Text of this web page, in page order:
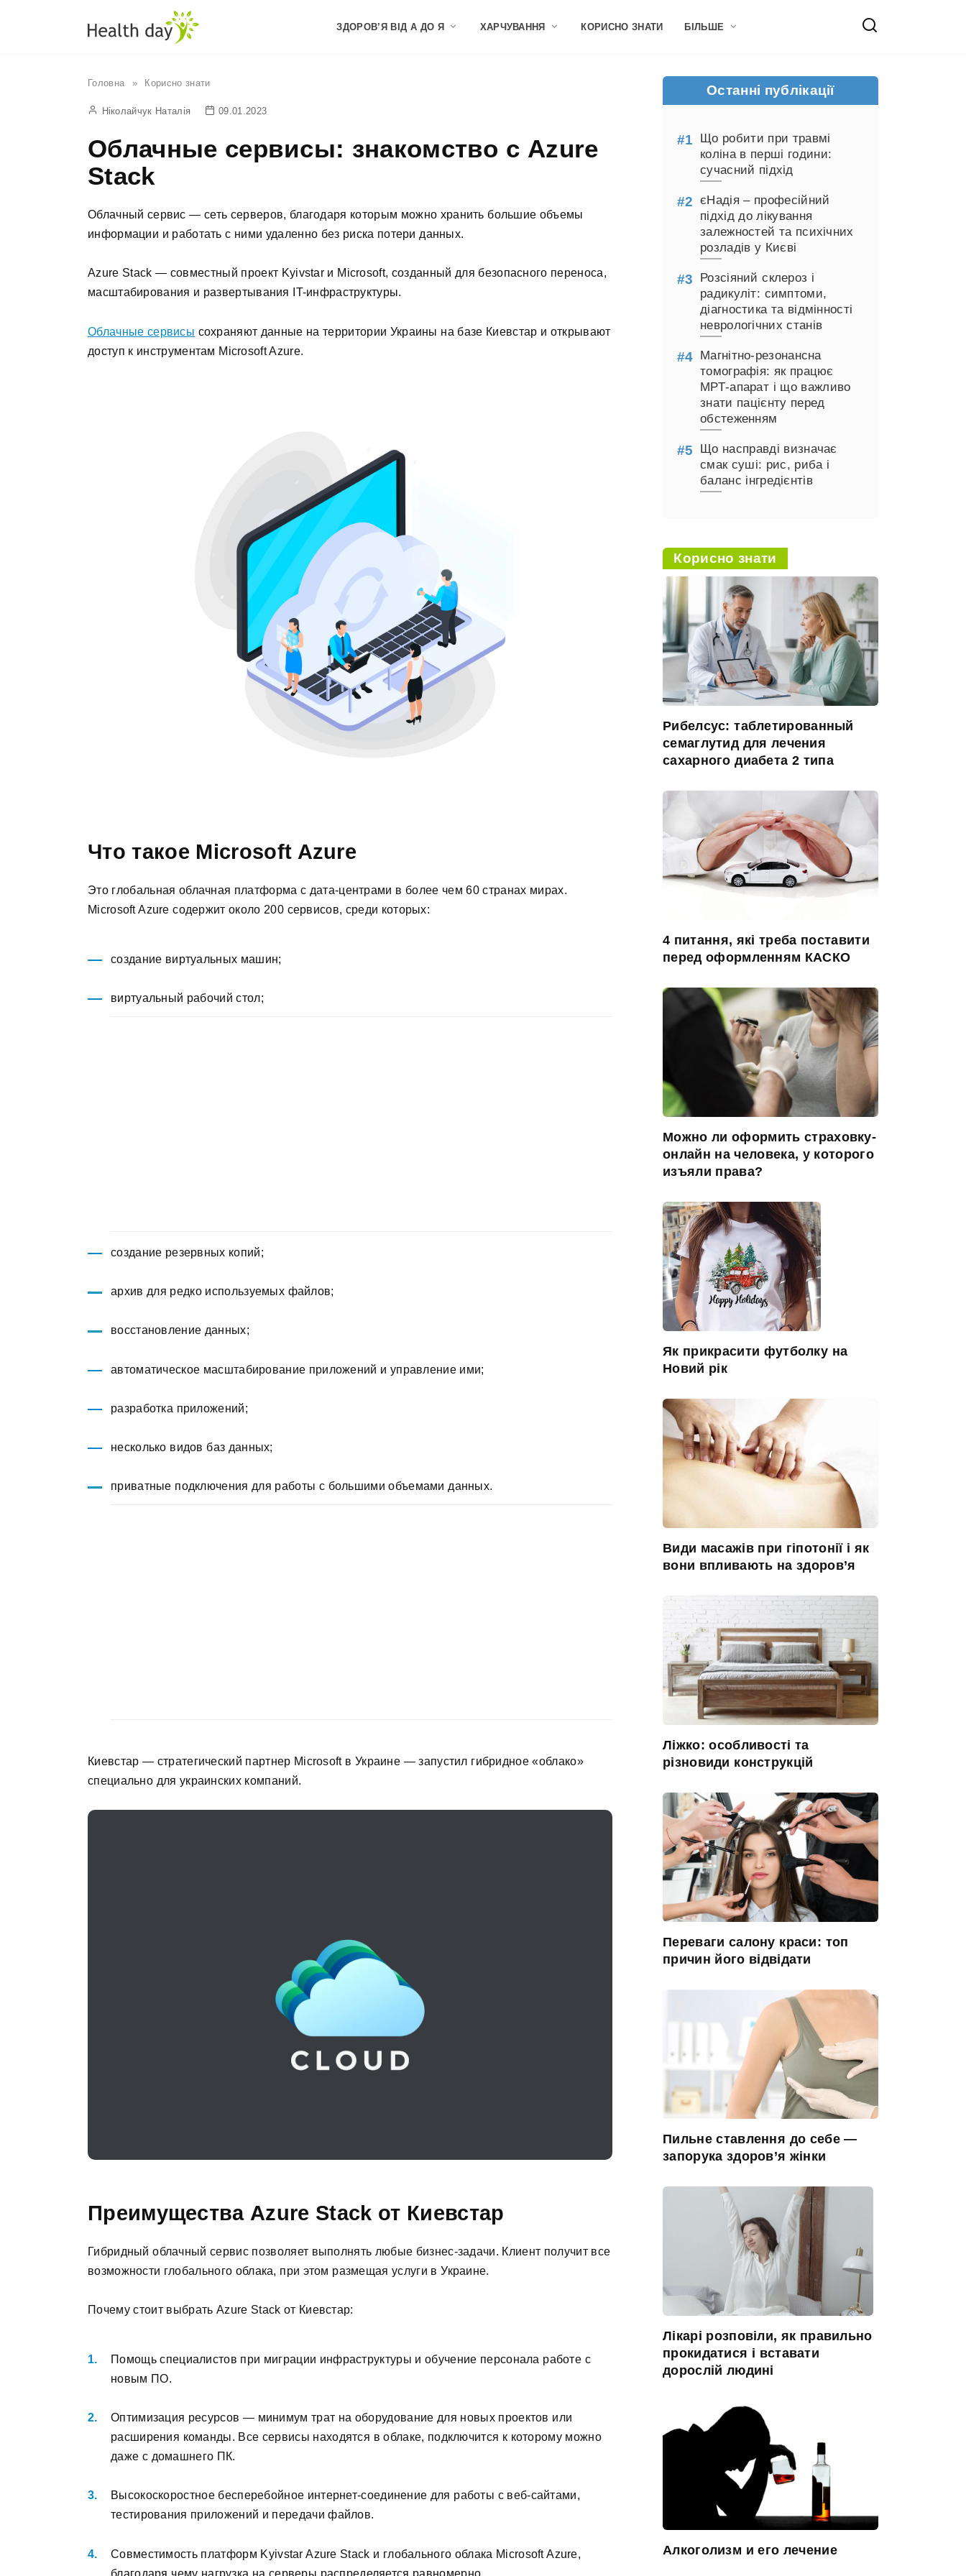
ЗДОРОВ’Я ВІД А ДО Я ХАРЧУВАННЯ КОРИСНО ЗНАТИ БІЛЬШЕ
Головна » Корисно знати
Ніколайчук Наталія 09.01.2023
Облачные сервисы: знакомство с Azure
Stack
Облачный сервис — сеть серверов, благодаря которым можно хранить большие объемы
информации и работать с ними удаленно без риска потери данных.
Azure Stack — совместный проект Kyivstar и Microsoft, созданный для безопасного переноса,
масштабирования и развертывания IT-инфраструктуры.
Облачные сервисы сохраняют данные на территории Украины на базе Киевстар и открывают
доступ к инструментам Microsoft Azure.
Что такое Microsoft Azure
Это глобальная облачная платформа с дата-центрами в более чем 60 странах мирах.
Microsoft Azure содержит около 200 сервисов, среди которых:
создание виртуальных машин;
виртуальный рабочий стол;
создание резервных копий;
архив для редко используемых файлов;
восстановление данных;
автоматическое масштабирование приложений и управление ими;
разработка приложений;
несколько видов баз данных;
приватные подключения для работы с большими объемами данных.
Киевстар — стратегический партнер Microsoft в Украине — запустил гибридное «облако»
специально для украинских компаний.
Преимущества Azure Stack от Киевстар
Гибридный облачный сервис позволяет выполнять любые бизнес-задачи. Клиент получит все
возможности глобального облака, при этом размещая услуги в Украине.
Почему стоит выбрать Azure Stack от Киевстар:
Помощь специалистов при миграции инфраструктуры и обучение персонала работе с
новым ПО.
Оптимизация ресурсов — минимум трат на оборудование для новых проектов или
расширения команды. Все сервисы находятся в облаке, подключится к которому можно
даже с домашнего ПК.
Высокоскоростное бесперебойное интернет-соединение для работы с веб-сайтами,
тестирования приложений и передачи файлов.
Совместимость платформ Kyivstar Azure Stack и глобального облака Microsoft Azure,
благодаря чему нагрузка на серверы распределяется равномерно.
Останні публікації
Що робити при травмі
коліна в перші години:
сучасний підхід
єНадія – професійний
підхід до лікування
залежностей та психічних
розладів у Києві
Розсіяний склероз і
радикуліт: симптоми,
діагностика та відмінності
неврологічних станів
Магнітно-резонансна
томографія: як працює
МРТ-апарат і що важливо
знати пацієнту перед
обстеженням
Що насправді визначає
смак суші: рис, риба і
баланс інгредієнтів
Корисно знати
Рибелсус: таблетированный
семаглутид для лечения
сахарного диабета 2 типа
4 питання, які треба поставити
перед оформленням КАСКО
Можно ли оформить страховку-
онлайн на человека, у которого
изъяли права?
Як прикрасити футболку на
Новий рік
Види масажів при гіпотонії і як
вони впливають на здоров’я
Ліжко: особливості та
різновиди конструкцій
Переваги салону краси: топ
причин його відвідати
Пильне ставлення до себе —
запорука здоров’я жінки
Лікарі розповіли, як правильно
прокидатися і вставати
дорослій людині
Алкоголизм и его лечение